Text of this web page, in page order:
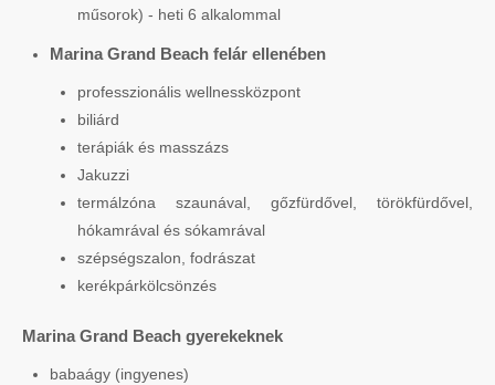
műsorok) - heti 6 alkalommal
Marina Grand Beach felár ellenében
professzionális wellnessközpont
biliárd
terápiák és masszázs
Jakuzzi
termálzóna szaunával, gőzfürdővel, törökfürdővel,
hókamrával és sókamrával
szépségszalon, fodrászat
kerékpárkölcsönzés
Marina Grand Beach gyerekeknek
babaágy (ingyenes)